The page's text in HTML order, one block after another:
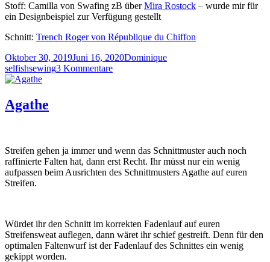
Stoff: Camilla von Swafing zB überMira Rostock – wurde mir für
ein Designbeispiel zur Verfügung gestellt
Schnitt: Trench Roger von République du Chiffon
Veröffentlicht
am
Oktober 30, 2019Juni 16, 2020Autor
DominiqueKategorien
selfishsewing3 Kommentarezu
Agathe
Streifen gehen ja immer und wenn das Schnittmuster auch noch
raffinierte Falten hat, dann erst Recht. Ihr müsst nur ein wenig
aufpassen beim Ausrichten des Schnittmusters Agathe auf euren
Streifen.
Würdet ihr den Schnitt im korrekten Fadenlauf auf euren
Streifensweat auflegen, dann wäret ihr schief gestreift. Denn für den
optimalen Faltenwurf ist der Fadenlauf des Schnittes ein wenig
gekippt worden.